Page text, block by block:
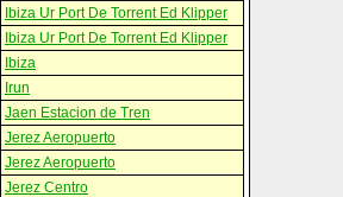
Ibiza Ur Port De Torrent Ed Klipper
Ibiza Ur Port De Torrent Ed Klipper
Ibiza
Irun
Jaen Estacion de Tren
Jerez Aeropuerto
Jerez Aeropuerto
Jerez Centro